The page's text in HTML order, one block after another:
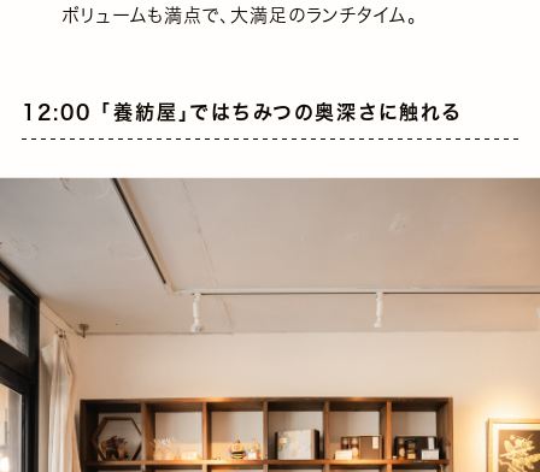
ボリュームも満点で、大満足のランチタイム。
12:00 「養紡屋」ではちみつの奥深さに触れる